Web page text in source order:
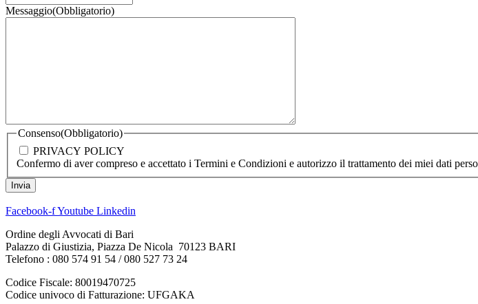
Messaggio(Obbligatorio)
Consenso(Obbligatorio)
PRIVACY POLICY
Confermo di aver compreso e accettato i Termini e Condizioni e autorizzo il trattamento dei miei dati
Invia
Facebook-fYoutube Linkedin
Ordine degli Avvocati di Bari
Palazzo di Giustizia, Piazza De Nicola 70123 BARI
Telefono : 080 574 91 54 / 080 527 73 24
Codice Fiscale: 80019470725
Codice univoco di Fatturazione: UFGAKA